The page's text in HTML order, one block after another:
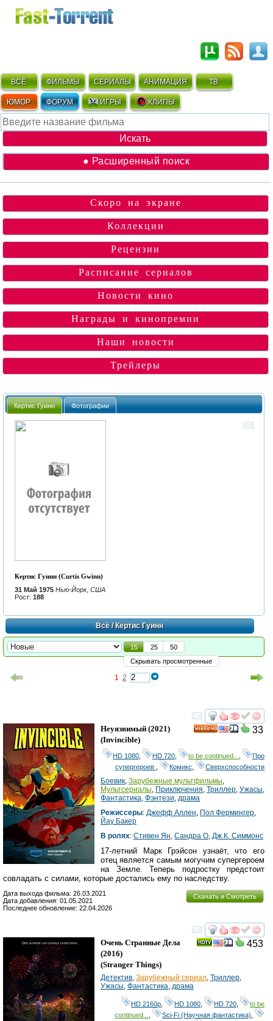
ВСЁ ФИЛЬМЫ СЕРИАЛЫ АНИМАЦИЯ ТВ
ЮМОР ФОРУМ ИГРЫ КЛИПЫ
● Расширенный поиск
Скоро на экране
Коллекции
Рецензии
Расписание сериалов
Новости кино
Награды и кинопремии
Наши новости
Трейлеры
Кертис Гуинн Фотографии
Кертис Гуинн (Curtis Gwinn)
31 Май 1975 Нью-Йорк, США
Рост: 188
Всё/ Кертис Гуинн
15 25
50
Скрывать просмотренные
1 2
смотреть
33
Неуязвимый (2021)
(Invincible)
HD 1080 HD 720 to be continued...
Про
супергероев
Комикс Сверхспособности
Боевик Зарубежные мультфильмы
Мультсериалы Приключения Триллер Ужасы
Фантастика Фэнтези драма
Режиссеры: Джефф Аллен Пол Фермингер
Йаy Бакер
В ролях: Стивен Ян Сандра О Дж.К. Симмонс
17-летний Марк Грэйсон узнаёт, что его
отец является самым могучим супергероем
на Земле. Теперь подростку предстоит
совладать с силами, которые достались ему по наследству.
Скачать и Смотреть
Дата выхода фильма: 26.03.2021
Дата добавления: 01.05.2021
Последнее обновление: 22.04.2026
смотреть
453
Очень Странные Дела
(2016)
(Stranger Things)
Детектив Зарубежный сериал Триллер
Ужасы Фантастика драма
HD 2160р HD 1080 HD 720
to be
continued...
Sci-Fi (Научная фантастика)